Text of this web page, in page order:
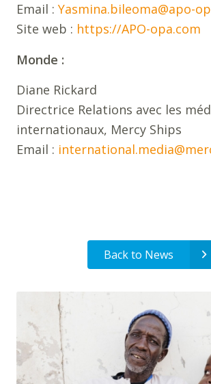
Email : Yasmina.bileoma@apo-
Site web : https://APO-opa.com
Monde :
Diane Rickard
Directrice Relations avec les
internationaux, Mercy Ships
Email :
Back to News